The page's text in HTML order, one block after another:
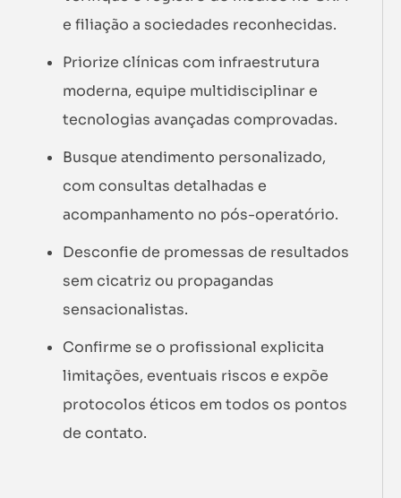
e filiação a sociedades reconhecidas.
Priorize clínicas com infraestrutura
moderna, equipe multidisciplinar e
tecnologias avançadas comprovadas.
Busque atendimento personalizado,
com consultas detalhadas e
acompanhamento no pós-operatório.
Desconfie de promessas de resultados
sem cicatriz ou propagandas
sensacionalistas.
Confirme se o profissional explicita
limitações, eventuais riscos e expõe
protocolos éticos em todos os pontos
de contato.